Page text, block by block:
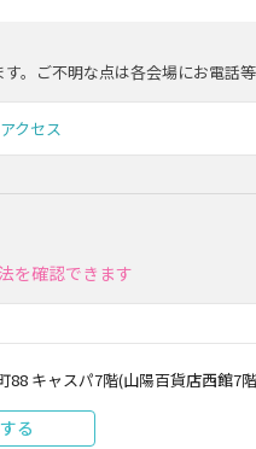
。ご不明な点は各会場にお電話等
アクセス
を確認できます
88 キャスパ7階(山陽百貨店西館7
る